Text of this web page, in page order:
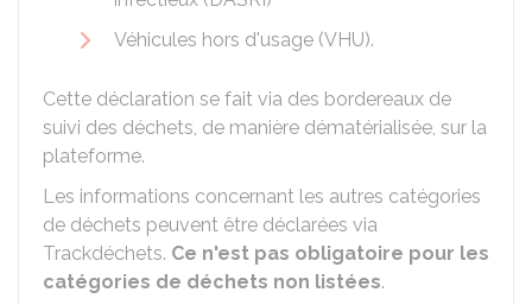
Véhicules hors d'usage (VHU).
Cette déclaration se fait via des bordereaux de
suivi des déchets, de manière dématérialisée, sur la
plateforme.
Les informations concernant les autres catégories
de déchets peuvent être déclarées via
Trackdéchets. Ce n'est pas obligatoire pour les
catégories de déchets non listées.